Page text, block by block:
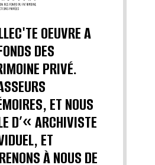
OEUVRE A
DES
PRIVÉ.
ET NOUS
D’« ARCHIVISTE
ET
À NOUS DE